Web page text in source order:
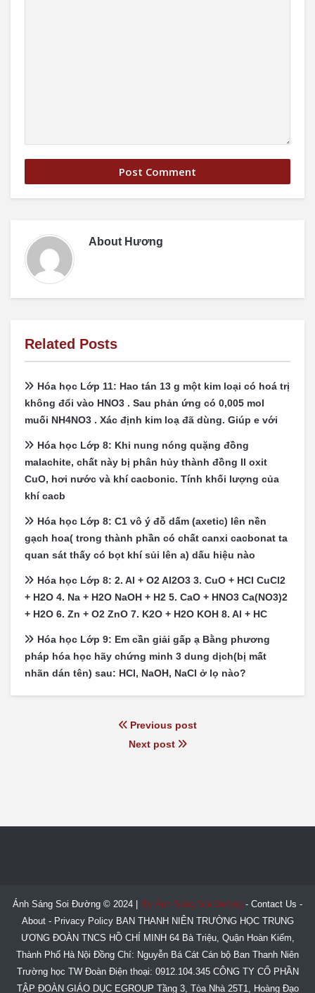
About Hương
Related Posts
Hóa học Lớp 11: Hao tán 13 g một kim loại có hoá trị
không đổi vào HNO3 . Sau phản ứng có 0,005 mol
muối NH4NO3 . Xác định kim loạ đã dùng. Giúp e với
Hóa học Lớp 8: Khi nung nóng quặng đồng
malachite, chất này bị phân hủy thành đồng II oxit
CuO, hơi nước và khí cacbonic. Tính khối lượng của
khí cacb
Hóa học Lớp 8: C1 vô ý đỗ dấm (axetic) lên nền
gạch hoa( trong thành phần có chất canxi cacbonat ta
quan sát thấy có bọt khí sủi lên a) dấu hiệu nào
Hóa học Lớp 8: 2. Al + O2 Al2O3 3. CuO + HCl CuCl2
+ H2O 4. Na + H2O NaOH + H2 5. CaO + HNO3 Ca(NO3)2
+ H2O 6. Zn + O2 ZnO 7. K2O + H2O KOH 8. Al + HC
Hóa học Lớp 9: Em cần giải gấp ạ Bằng phương
pháp hóa học hãy chứng minh 3 dung dịch(bị mất
nhãn dán tên) sau: HCl, NaOH, NaCl ở lọ nào?
Previous post
Next post
Ánh Sáng Soi Đường © 2024 | By Ánh Sáng Soi Đường - Contact Us -
About- Privacy PolicyBAN THANH NIÊN TRƯỜNG HỌC TRUNG
ƯƠNG ĐOÀN TNCS HỒ CHÍ MINH 64 Bà Triệu, Quận Hoàn Kiếm,
Thành Phố Hà Nội Đồng Chí: Nguyễn Bá Cát Cán bộ Ban Thanh Niên
Trường học TW Đoàn Điện thoại: 0912.104.345 CÔNG TY CỔ PHẦN
TẬP ĐOÀN GIÁO DỤC EGROUP Tầng 3, Tòa Nhà 25T1, Hoàng Đạo